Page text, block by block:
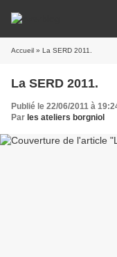
Accueil » La SERD 2011.
La SERD 2011.
Publié le 22/06/2011 à
Par les ateliers borgniol